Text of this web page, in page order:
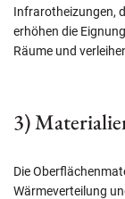
Infrarotheizungen,
erhöhen die
Räume und
3)
Die
Wärmeverteilung